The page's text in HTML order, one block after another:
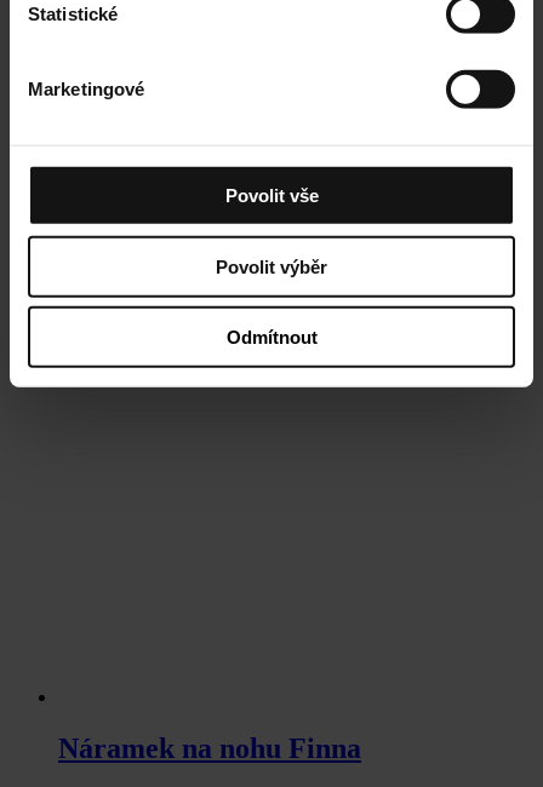
Statistické
Marketingové
Povolit vše
Povolit výběr
Odmítnout
Náramek na nohu Finna